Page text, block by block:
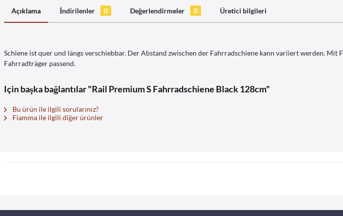
Açıklama İndirilenler 0 Değerlendirmeler 0 Üretici bilgileri
Schiene ist quer und längs verschiebbar. Der Abstand zwischen der Fahrradschiene kann variiert werden.
Fahrradträger passend.
Için başka bağlantılar "Rail Premium S Fahrradschiene Black 128cm"
Bu ürün ile ilgili sorularınız?
Fiamma ile ilgili diğer ürünler